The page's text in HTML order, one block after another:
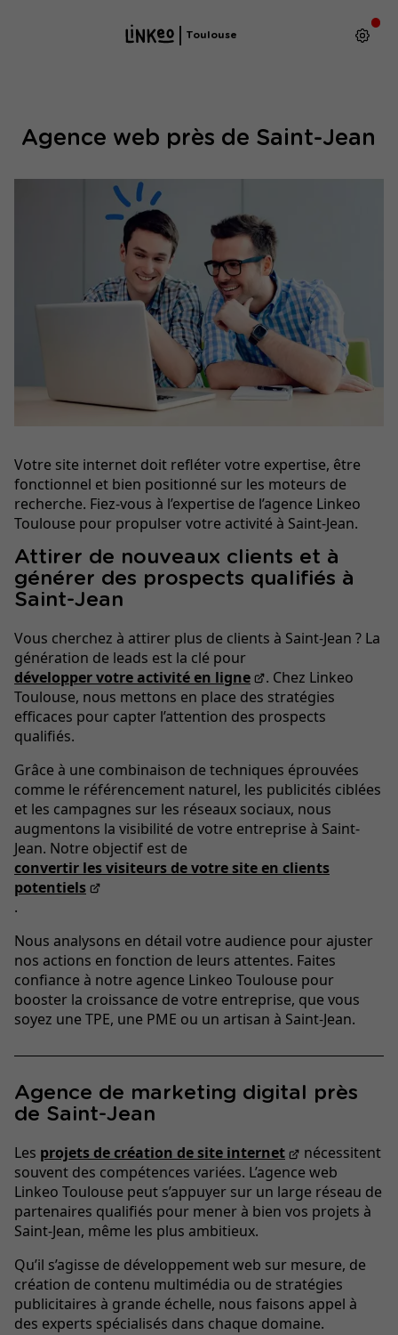
Toulouse
Agence web près de Saint-Jean
Votre site internet doit refléter votre expertise, être
fonctionnel et bien positionné sur les moteurs de
recherche. Fiez-vous à l’expertise de l’agence Linkeo
Toulouse pour propulser votre activité à Saint-Jean.
Attirer de nouveaux clients et à
générer des prospects qualifiés à
Saint-Jean
Vous cherchez à attirer plus de clients à Saint-Jean ? La
génération de leads est la clé pour
développer votre activité en ligne
. Chez Linkeo
Toulouse, nous mettons en place des stratégies
efficaces pour capter l’attention des prospects
qualifiés.
Grâce à une combinaison de techniques éprouvées
comme le référencement naturel, les publicités ciblées
et les campagnes sur les réseaux sociaux, nous
augmentons la visibilité de votre entreprise à Saint-
Jean. Notre objectif est de
convertir les visiteurs de votre site en clients
potentiels
.
Nous analysons en détail votre audience pour ajuster
nos actions en fonction de leurs attentes. Faites
confiance à notre agence Linkeo Toulouse pour
booster la croissance de votre entreprise, que vous
soyez une TPE, une PME ou un artisan à Saint-Jean.
Agence de marketing digital près
de Saint-Jean
Les projets de création de site internet
nécessitent
souvent des compétences variées. L’agence web
Linkeo Toulouse peut s’appuyer sur un large réseau de
partenaires qualifiés pour mener à bien vos projets à
Saint-Jean, même les plus ambitieux.
Qu’il s’agisse de développement web sur mesure, de
création de contenu multimédia ou de stratégies
publicitaires à grande échelle, nous faisons appel à
des experts spécialisés dans chaque domaine.